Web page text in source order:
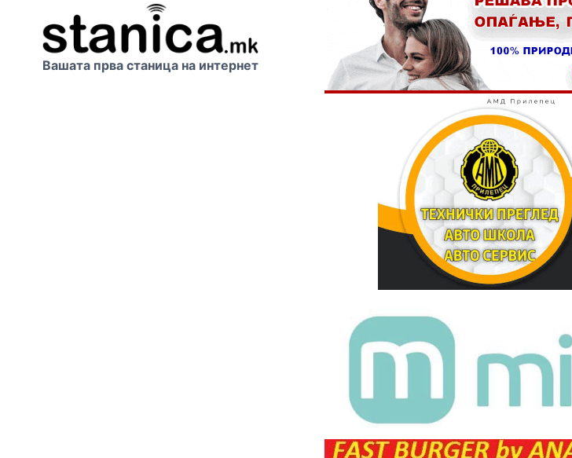
Вашата прва станица на интернет